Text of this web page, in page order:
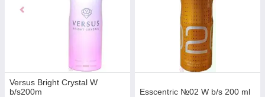
Versus Bright Crystal W
b/s200m
Esscentric №02 W b/s 200 ml